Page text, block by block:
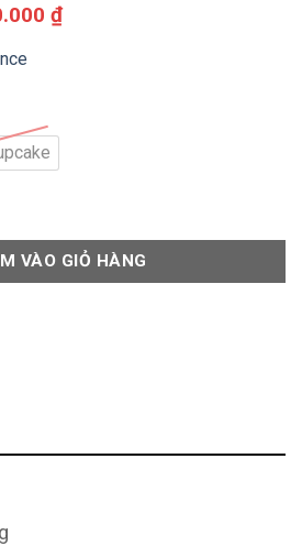
₫Giá
hiện
4Lbs số lượng
VÀO GIỎ HÀNG